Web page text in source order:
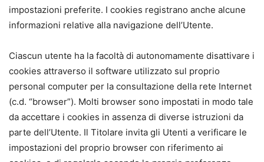
impostazioni preferite. I cookies registrano anche alcune
informazioni relative alla navigazione dell’Utente.
Ciascun utente ha la facoltà di autonomamente disattivare i
cookies attraverso il software utilizzato sul proprio
personal computer per la consultazione della rete Internet
(c.d. “browser”). Molti browser sono impostati in modo tale
da accettare i cookies in assenza di diverse istruzioni da
parte dell’Utente. Il Titolare invita gli Utenti a verificare le
impostazioni del proprio browser con riferimento ai